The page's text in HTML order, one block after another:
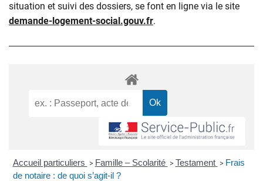
situation et suivi des dossiers, se font en ligne via le site
demande-logement-social.gouv.fr.
Accueil particuliers > Famille – Scolarité > Testament > Frais
de notaire : de quoi s’agit-il ?